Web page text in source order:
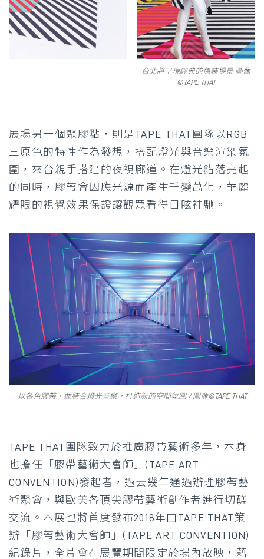
台北將呈現經典的偽裝場景 圖像
©TAPE THAT
展場另一個聚膠點，則是TAPE THAT團隊以RGB
三原色的特性作為發想，搭配燈光與音樂渲染氛
圍，來台親手搭建的夜視廊道。在燈光錯落亮起
的同時，膠帶會因應光源而產生千變萬化，華麗
耀眼的視覺效果保證讓觀眾看得目眩神馳。
以各色膠帶，並結合燈光音樂，打造新的空間氛圍 / 圖像©TAPE THAT
TAPE THAT團隊致力於推廣膠帶藝術多年，本身
也擔任「膠帶藝術大會師」(TAPE ART
CONVENTION)發起者，過去幾年通過辦理膠帶藝
術聚會，與歐美各頂尖膠帶藝術創作者進行切磋
交流。本展也將首度發布2018年由TAPE THAT策
辦「膠帶藝術大會師」(TAPE ART CONVENTION)
紀錄片，全片會在展覽期間限定於場內放映，藉